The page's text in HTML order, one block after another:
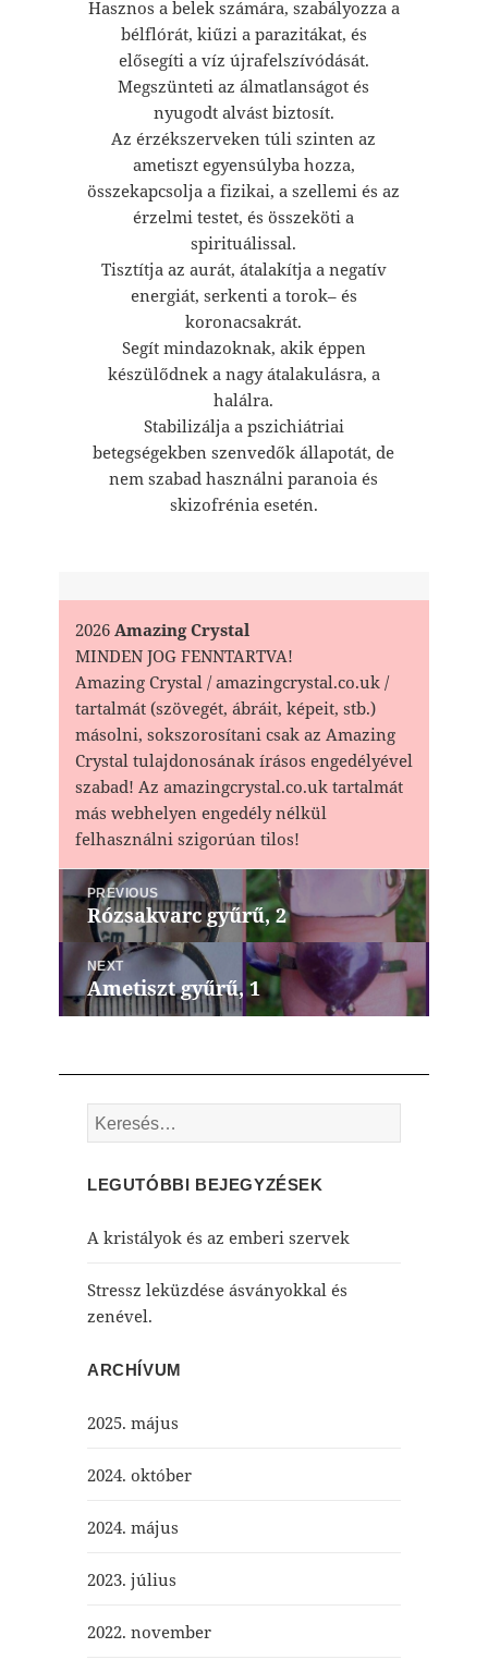
Hasznos a belek számára, szabályozza a
bélflórát, kiűzi a parazitákat, és
elősegíti a víz újrafelszívódását.
Megszünteti az álmatlanságot és
nyugodt alvást biztosít.
Az érzékszerveken túli szinten az
ametiszt egyensúlyba hozza,
összekapcsolja a fizikai, a szellemi és az
érzelmi testet, és összeköti a
spirituálissal.
Tisztítja az aurát, átalakítja a negatív
energiát, serkenti a torok– és
koronacsakrát.
Segít mindazoknak, akik éppen
készülődnek a nagy átalakulásra, a
halálra.
Stabilizálja a pszichiátriai
betegségekben szenvedők állapotát, de
nem szabad használni paranoia és
skizofrénia esetén.
2026Amazing Crystal
MINDEN JOG FENNTARTVA!
Amazing Crystal / amazingcrystal.co.uk /
tartalmát (szövegét, ábráit, képeit, stb.)
másolni, sokszorosítani csak az Amazing
Crystal tulajdonosának írásos engedélyével
szabad! Az amazingcrystal.co.uk tartalmát
más webhelyen engedély nélkül
felhasználni szigorúan tilos!
Bejegyzés
navigáció
PREVIOUS
Previous
post:
Rózsakvarc gyűrű, 2
NEXT
Next
post:
Ametiszt gyűrű, 1
Keresés:
LEGUTÓBBI BEJEGYZÉSEK
A kristályok és az emberi szervek
Stressz leküzdése ásványokkal és
zenével.
ARCHÍVUM
2025. május
2024. október
2024. május
2023. július
2022. november